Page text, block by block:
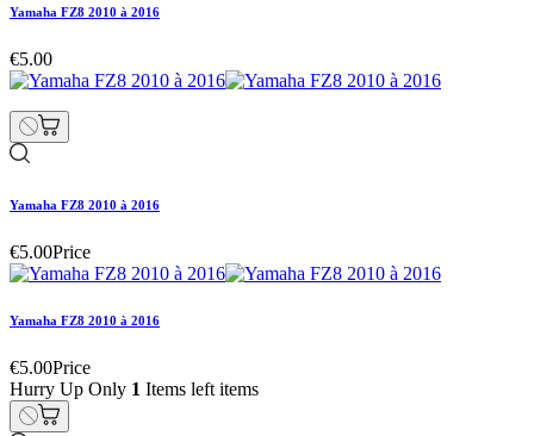
Yamaha FZ8 2010 à 2016
€5.00
Yamaha FZ8 2010 à 2016
€5.00Price
Yamaha FZ8 2010 à 2016
€5.00Price
Hurry Up Only 1 Items left items